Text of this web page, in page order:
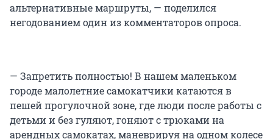
альтернативные маршруты, — поделился
негодованием один из комментаторов опроса.
— Запретить полностью! В нашем маленьком
городе малолетние самокатчики катаются в
пешей прогулочной зоне, где люди после работы с
детьми и без гуляют, гоняют с трюками на
арендных самокатах, маневрируя на одном колесе